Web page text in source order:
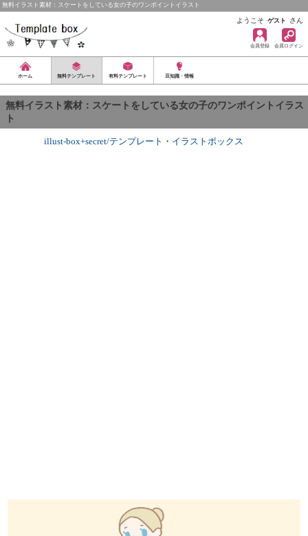
無料イラスト素材：スケートをしている女の子のワンポイントイラスト
ようこそ ゲスト さん
会員登録 会員ログイン
ホーム 無料テンプレート 有料テンプレート 豆知識・情報
無料イラスト素材：スケートをしている女の子のワンポイントイラス
ト
illust-box+secret/テンプレート ・ イラストボックス